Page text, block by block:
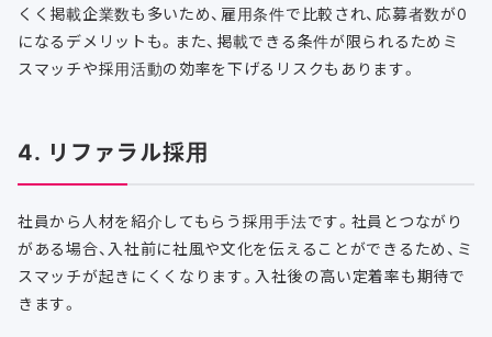
くく掲載企業数も多いため、雇用条件で比較され、応募者数が0
になるデメリットも。また、掲載できる条件が限られるためミ
スマッチや採用活動の効率を下げるリスクもあります。
4. リファラル採用
社員から人材を紹介してもらう採用手法です。社員とつながり
がある場合、入社前に社風や文化を伝えることができるため、ミ
スマッチが起きにくくなります。入社後の高い定着率も期待で
きます。